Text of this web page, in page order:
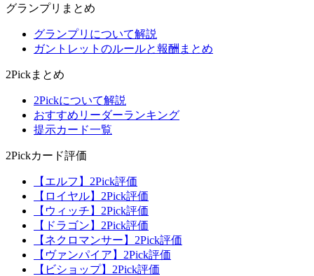
グランプリまとめ
グランプリについて解説
ガントレットのルールと報酬まとめ
2Pickまとめ
2Pickについて解説
おすすめリーダーランキング
提示カード一覧
2Pickカード評価
【エルフ】2Pick評価
【ロイヤル】2Pick評価
【ウィッチ】2Pick評価
【ドラゴン】2Pick評価
【ネクロマンサー】2Pick評価
【ヴァンパイア】2Pick評価
【ビショップ】2Pick評価